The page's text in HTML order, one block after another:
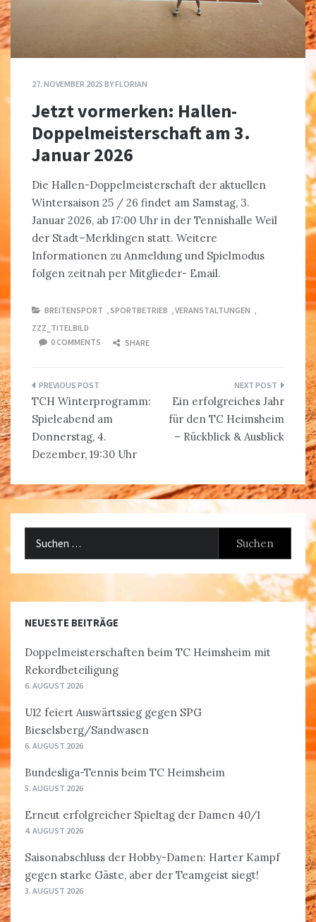
27. NOVEMBER 2025 BYFLORIAN
Jetzt vormerken: Hallen-
Doppelmeisterschaft am 3.
Januar 2026
Die Hallen-Doppelmeisterschaft der aktuellen
Wintersaison 25 / 26 findet am Samstag, 3.
Januar 2026, ab 17:00 Uhr in der Tennishalle Weil
der Stadt–Merklingen statt. Weitere
Informationen zu Anmeldung und Spielmodus
folgen zeitnah per Mitglieder­- Email.
BREITENSPORT SPORTBETRIEB VERANSTALTUNGEN
ZZZ_TITELBILD
0 COMMENTS
SHARE
Beitragsnavigation
TCH Winterprogramm:
Spieleabend am
Donnerstag, 4.
Dezember, 19:30 Uhr
Ein erfolgreiches Jahr
für den TC Heimsheim
– Rückblick & Ausblick
NEUESTE BEITRÄGE
Doppelmeisterschaften beim TC Heimsheim mit
Rekordbeteiligung
6. AUGUST 2026
U12 feiert Auswärtssieg gegen SPG
Bieselsberg/Sandwasen
6. AUGUST 2026
Bundesliga-Tennis beim TC Heimsheim
5. AUGUST 2026
Erneut erfolgreicher Spieltag der Damen 40/1
4. AUGUST 2026
Saisonabschluss der Hobby-Damen: Harter Kampf
gegen starke Gäste, aber der Teamgeist siegt!
3. AUGUST 2026